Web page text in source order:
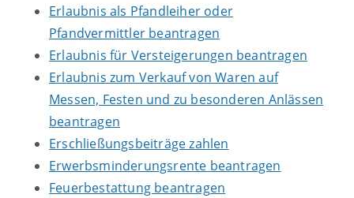
Erlaubnis als Pfandleiher oder
Pfandvermittler beantragen
Erlaubnis für Versteigerungen beantragen
Erlaubnis zum Verkauf von Waren auf
Messen, Festen und zu besonderen Anlässen
beantragen
Erschließungsbeiträge zahlen
Erwerbsminderungsrente beantragen
Feuerbestattung beantragen